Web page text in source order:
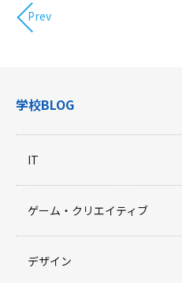
Prev
学校BLOG
IT
ゲーム・クリエイティブ
デザイン